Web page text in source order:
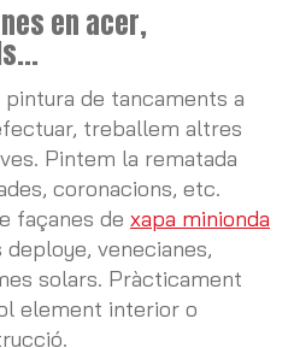
en acer,
de tancaments a
treballem altres
Pintem la rematada
coronacions, etc.
façanes de xapa minionda
venecianes,
solars. Pràcticament
element interior o